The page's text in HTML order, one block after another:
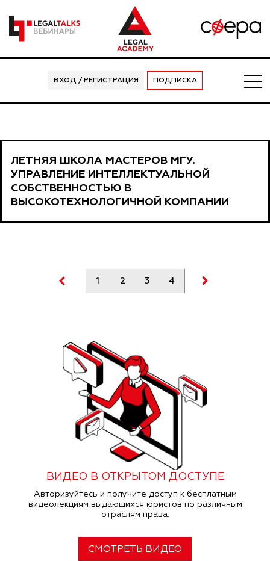
ВХОД / РЕГИСТРАЦИЯ ПОДПИСКА
ЛЕТНЯЯ ШКОЛА МАСТЕРОВ МГУ.
УПРАВЛЕНИЕ ИНТЕЛЛЕКТУАЛЬНОЙ
СОБСТВЕННОСТЬЮ В
ВЫСОКОТЕХНОЛОГИЧНОЙ КОМПАНИИ
1 2 3 4
ВИДЕО В ОТКРЫТОМ ДОСТУПЕ
Авторизуйтесь и получите доступ к бесплатным
видеолекциям выдающихся юристов по различным
отраслям права.
СМОТРЕТЬ ВИДЕО